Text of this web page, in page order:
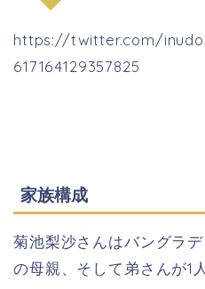
https://twitter.com/
617164129357825
家族構成
菊池梨沙さんはバングラ
の母親、そして弟さんが1